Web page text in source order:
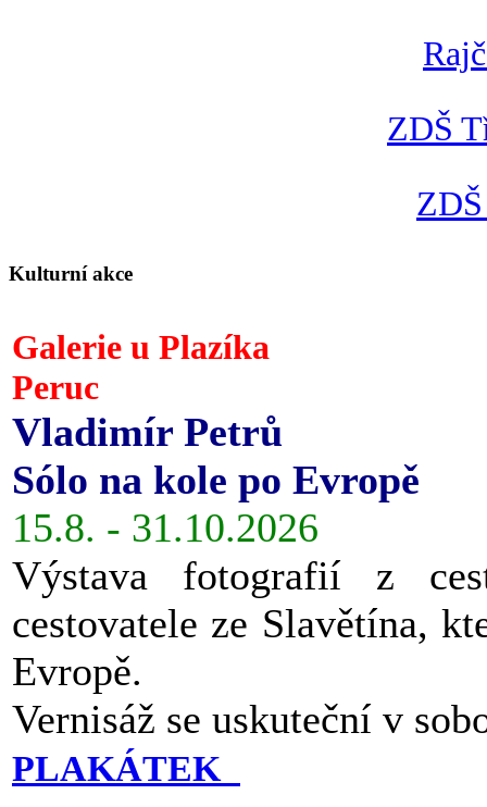
ZDŠ
Kulturní akce
Galerie u Plazíka
Peruc
Vladimír Petrů
Sólo na kole po Evropě
15.8. - 31.10.2026
Výstava fotografií z
cestovatele ze Slavětína,
Evropě.
Vernisáž se uskuteční v
PLAKÁTEK